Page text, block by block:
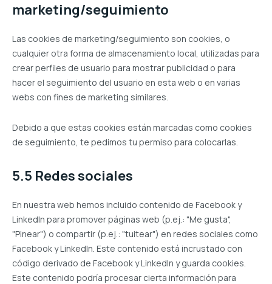
marketing/seguimiento
Las cookies de marketing/seguimiento son cookies, o
cualquier otra forma de almacenamiento local, utilizadas para
crear perfiles de usuario para mostrar publicidad o para
hacer el seguimiento del usuario en esta web o en varias
webs con fines de marketing similares.
Debido a que estas cookies están marcadas como cookies
de seguimiento, te pedimos tu permiso para colocarlas.
5.5 Redes sociales
En nuestra web hemos incluido contenido de Facebook y
LinkedIn para promover páginas web (p.ej.: "Me gusta",
"Pinear") o compartir (p.ej.: "tuitear") en redes sociales como
Facebook y LinkedIn. Este contenido está incrustado con
código derivado de Facebook y LinkedIn y guarda cookies.
Este contenido podría procesar cierta información para